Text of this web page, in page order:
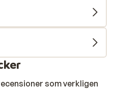
som verkligen